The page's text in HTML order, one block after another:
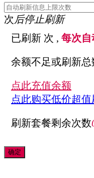
刷新间隔
分钟后自动刷新
启用时段
刷新上限
已刷新 次 ,每次自
余额不足或刷新总